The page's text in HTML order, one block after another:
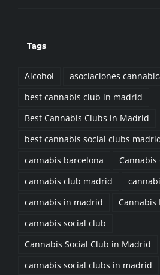
Tags
Alcohol
asociaciones
best cannabis club in madrid
Best Cannabis Clubs in Madrid
best cannabis social clubs
cannabis barcelona
cannabis club madrid
cannabis in madrid
Cannabis
cannabis social club
Cannabis Social Club in Madrid
cannabis social clubs in madrid